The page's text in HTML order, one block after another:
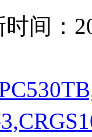
时间：